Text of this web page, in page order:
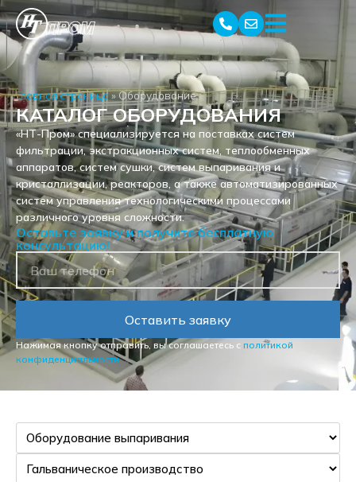
Главная страница»Оборудование
КАТАЛОГ ОБОРУДОВАНИЯ
«НТ-Пром» специализируется на поставках систем
фильтрации, экстракционных систем, теплообменных
аппаратов, систем сушки, систем выпаривания и
кристаллизации, реакторов, а также автоматизированных
систем управления технологическими процессами
различного уровня сложности.
Оставьте заявку и получите бесплатную
консультацию!
Оставить заявку
Нажимая кнопку отправить, вы соглашаетесь с политикой
конфиденциальности